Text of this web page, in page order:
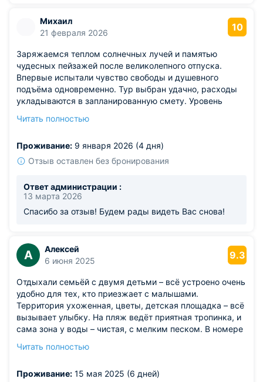
Михаил
21 февраля 2026
10
Заряжаемся теплом солнечных лучей и памятью
чудесных пейзажей после великолепного отпуска.
Впервые испытали чувство свободы и душевного
подъёма одновременно. Тур выбран удачно, расходы
укладываются в запланированную смету. Уровень
ожидание, профессионализму персонала ставим
Читать полностью
Проживание: 9 января 2026 (4 дня)
Отзыв оставлен без бронирования
Ответ администрации :
13 марта 2026
Спасибо за отзыв! Будем рады видеть Вас снова!
А
Алексей
6 июня 2025
9.3
Отдыхали семьёй с двумя детьми – всё устроено очень
удобно для тех, кто приезжает с малышами.
Территория ухоженная, цветы, детская площадка – всё
вызывает улыбку. На пляж ведёт приятная тропинка, и
сама зона у воды – чистая, с мелким песком. В номере
На кухне есть всё необходимое, готовить можно без
всегда на связи. Мы легко влились в ритм местной
Читать полностью
Проживание: 15 мая 2025 (6 дней)